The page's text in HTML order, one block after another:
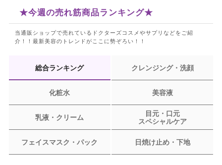
★今週の売れ筋商品ランキング★
当通販ショップで売れているドクターズコスメやサプリなどをご紹
介！！最新美容のトレンドがここに勢ぞろい！！
総合ランキング クレンジング・洗顔
化粧水 美容液
乳液・クリーム
目元・口元
スペシャルケア
フェイスマスク・パック 日焼け止め・下地